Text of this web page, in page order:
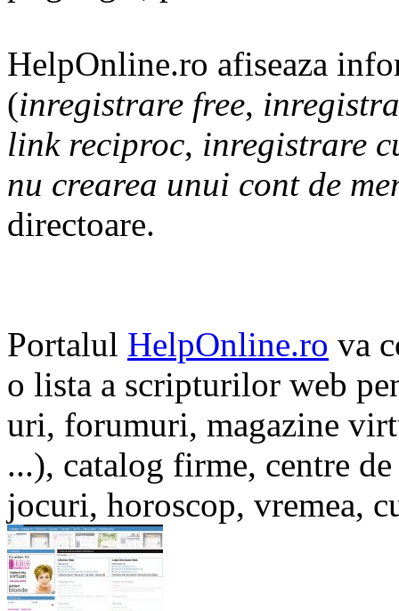
HelpOnline.ro afiseaza
(inregistrare free,
link reciproc, inregistrare
nu crearea unui cont de
directoare.
Portalul HelpOnline.ro va
o lista a scripturilor web
uri, forumuri, magazine
...), catalog firme, centre
jocuri, horoscop, vremea,